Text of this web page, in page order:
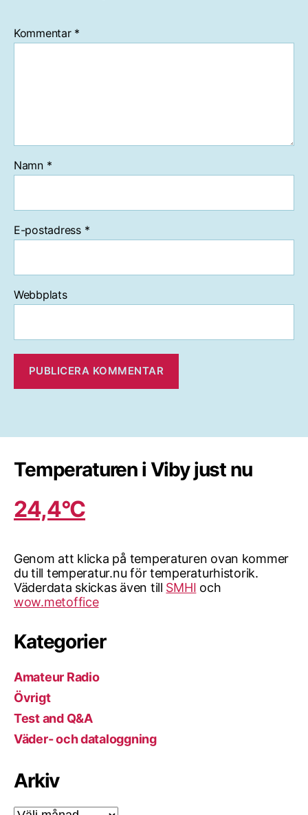
Kommentar *
Namn *
E-postadress *
Webbplats
Temperaturen i Viby just nu
24,4°C
Genom att klicka på temperaturen ovan kommer
du till temperatur.nu för temperaturhistorik.
Väderdata skickas även till SMHI och
wow.metoffice
Kategorier
Amateur Radio
Övrigt
Test and Q&A
Väder- och dataloggning
Arkiv